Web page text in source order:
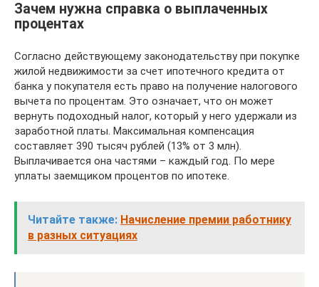
Зачем нужна справка о выплаченных
процентах
Согласно действующему законодательству при покупке
жилой недвижимости за счет ипотечного кредита от
банка у покупателя есть право на получение налогового
вычета по процентам. Это означает, что он может
вернуть подоходный налог, который у него удержали из
заработной платы. Максимальная компенсация
составляет 390 тысяч рублей (13% от 3 млн).
Выплачивается она частями – каждый год. По мере
уплаты заемщиком процентов по ипотеке.
Читайте также: Начисление премии работнику
в разных ситуациях